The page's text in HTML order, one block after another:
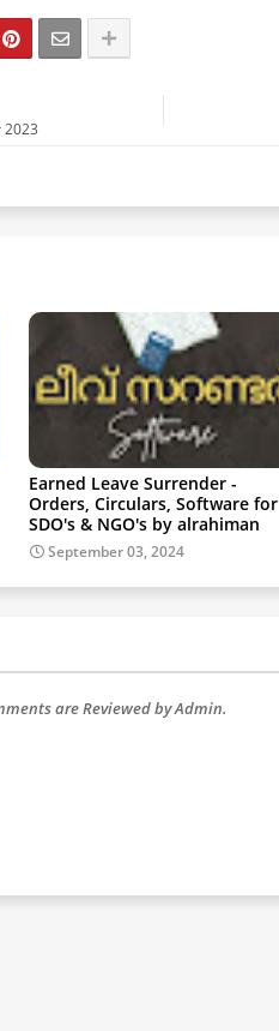
2023
Earned Leave Surrender -
Orders, Circulars, Software for
SDO's & NGO's by alrahiman
September 03, 2024
are Reviewed by Admin.